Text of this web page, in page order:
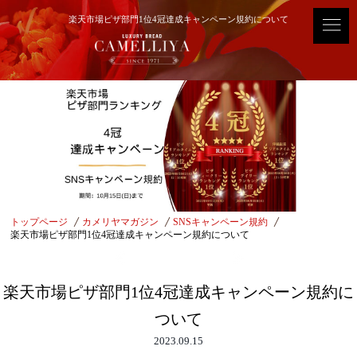
楽天市場ピザ部門1位4冠達成キャンペーン規約について
トップページ カメリヤマガジン
SNSキャンペーン規約
楽天市場ピザ部門1位4冠達成キャンペーン規約について
楽天市場ピザ部門1位4冠達成キャンペーン規約に
ついて
2023.09.15